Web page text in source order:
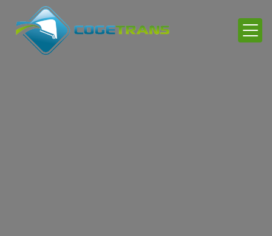
Panneau de gestion des cookies